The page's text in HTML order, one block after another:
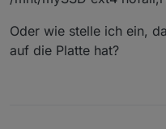
Oder wie stelle ich ein,
auf die Platte hat?